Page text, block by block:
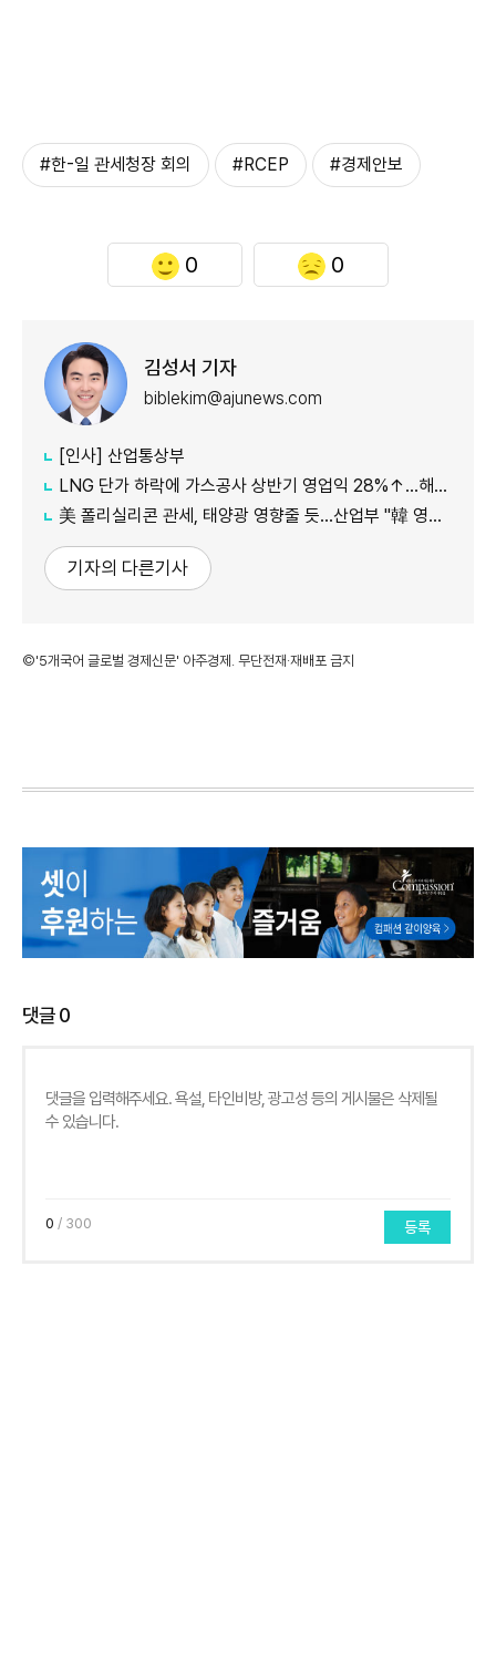
#한-일 관세청장 회의 #RCEP #경제안보
0 0
김성서 기자
biblekim@ajunews.com
[인사] 산업통상부
LNG 단가 하락에 가스공사 상반기 영업익 28%↑…해외사업 호조도 한몫
美 폴리실리콘 관세, 태양광 영향줄 듯…산업부 "韓 영향 최소화 협의"
기자의 다른기사
©'5개국어 글로벌 경제신문' 아주경제. 무단전재·재배포 금지
댓글0
0 / 300 등록